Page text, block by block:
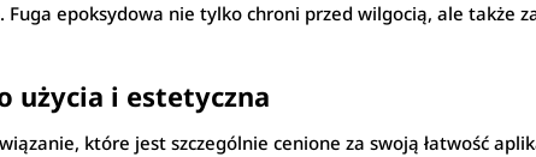
Fuga epoksydowa nie tylko chroni przed wilgocią, ale także
użycia i estetyczna
które jest szczególnie cenione za swoją łatwość